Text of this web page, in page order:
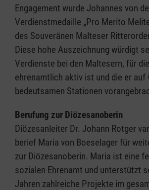
Engagement wurde Johannes von
Verdienstmedaille „Pro Merito
des Souveränen Malteser
Diese hohe Auszeichnung würdigt
Verdienste bei den Maltesern, für
ehrenamtlich aktiv ist und die er auf
bedeutsamen Stationen
Berufung zur Diözesanoberin
Diözesanleiter Dr. Johann Rotger
berief Maria von Boeselager für
zur Diözesanoberin. Maria ist eine
sozialen Ehrenamt und unterstützt
Jahren zahlreiche Projekte im